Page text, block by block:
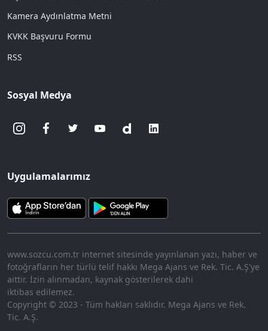
Kamera Aydınlatma Metni
KVKK Başvuru Formu
RSS
Sosyal Medya
Uygulamalarımız
www.sozcu.com.tr internet sitesinde yayınlanan yazı, haber ve
fotoğrafların her türlü telif hakkı Mega Ajans ve Rek. Tic. A.Ş'ye
aittir. İzin alınmadan, kaynak gösterilerek dahi
iktibas edilemez.
Copyright © 2023 - Tüm hakları saklıdır. Mega Ajans ve Rek.
Tic. A.Ş.